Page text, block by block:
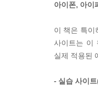
01_ 유용성
03_ 아이패
04_ 터치 상
05_ 모두 합쳐
아이폰, 아이
이 책은 특이
사이트는 이
실제 적용된
- 실습 사이